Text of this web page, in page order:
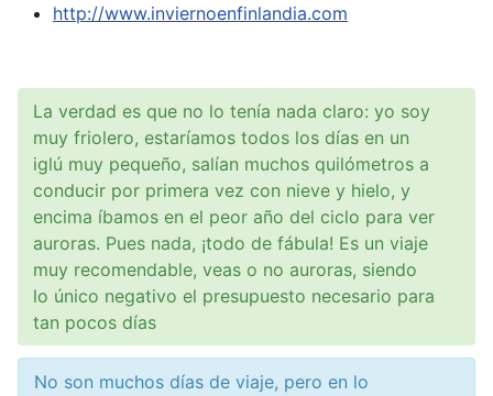
http://www.inviernoenfinlandia.com
La verdad es que no lo tenía nada claro: yo soy
muy friolero, estaríamos todos los días en un
iglú muy pequeño, salían muchos quilómetros a
conducir por primera vez con nieve y hielo, y
encima íbamos en el peor año del ciclo para ver
auroras. Pues nada, ¡todo de fábula! Es un viaje
muy recomendable, veas o no auroras, siendo
lo único negativo el presupuesto necesario para
tan pocos días
No son muchos días de viaje, pero en lo